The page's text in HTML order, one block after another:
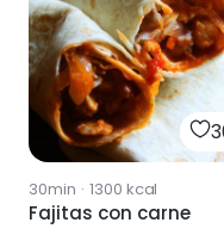
30min · 1300 kcal
Fajitas con carne